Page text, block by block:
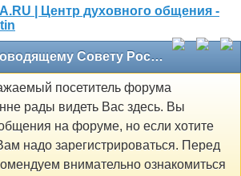
Вопросы к Руководящему Совету Российского общества сознания Кришны
посетитель форума
рады видеть Вас здесь. Вы
на форуме, но если хотите
надо зарегистрироваться. Перед
внимательно ознакомиться